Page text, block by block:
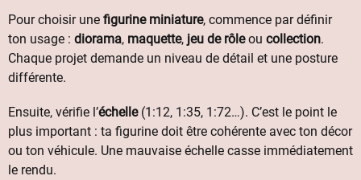
Pour choisir une figurine miniature, commence par définir
ton usage : diorama, maquette, jeu de rôleou collection.
Chaque projet demande un niveau de détail et une posture
différente.
Ensuite, vérifie l’échelle(1:12, 1:35, 1:72…). C’est le point le
plus important : ta figurine doit être cohérente avec ton décor
ou ton véhicule. Une mauvaise échelle casse immédiatement
le rendu.